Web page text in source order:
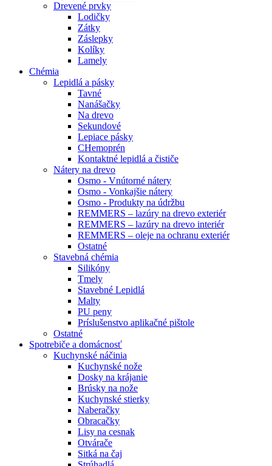
Drevené prvky
Lodičky
Zátky
Záslepky
Kolíky
Lamely
Chémia
Lepidlá a pásky
Tavné
Nanášačky
Na drevo
Sekundové
Lepiace pásky
CHemoprén
Kontaktné lepidlá a čističe
Nátery na drevo
Osmo - Vnútorné nátery
Osmo - Vonkajšie nátery
Osmo - Produkty na údržbu
REMMERS – lazúry na drevo exteriér
REMMERS – lazúry na drevo interiér
REMMERS – oleje na ochranu exteriér
Ostatné
Stavebná chémia
Silikóny
Tmely
Stavebné Lepidlá
Malty
PU peny
Príslušenstvo aplikačné pištole
Ostatné
Spotrebiče a domácnosť
Kuchynské náčinia
Kuchynské nože
Dosky na krájanie
Brúsky na nože
Kuchynské stierky
Naberačky
Obracačky
Lisy na cesnak
Otvárače
Sitká na čaj